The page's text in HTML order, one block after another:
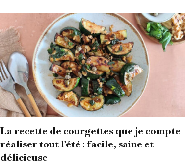
La recette de courgettes que je compte
réaliser tout l'été : facile, saine et
délicieuse